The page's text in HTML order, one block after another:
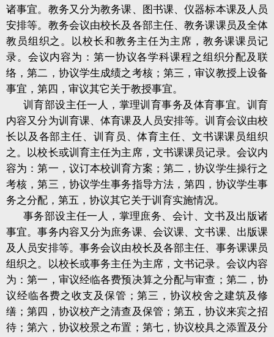
诸事宜。教务又分为教务课、图书课、仪器标本课及人员
安排等。教务会议由校长及各部主任、教务课课员及全体
教员组织之。以校长和教务主任为主席，教务课课员记
录。会议内容为：第一协议各学科课程之组织分配及联
络，第二，协议学生成绩之考核；第三，审议教授上设备
事宜，第四，审议其它关于教授事宜。
训育部设主任一人，掌理训育事务及体育事宜。训育
内容又分为训育课、体育课及人员安排等。训育会议由校
长以及各部主任、训育员、体育主任、文书课课员组织
之。以校长或训育主任为主席，文书课课员记录。会议内
容为：第一，议订本校训育方案；第二，协议学生操行之
考核，第三，协议学生事务指导方法，第四，协议学生事
务之分配，第五，协议其它关于训育实施情况。
事务部设主任一人，掌理庶务、会计、文书及出版诸
事宜。事务内容又分为庶务课、会议课、文书课、出版课
及人员安排等。事务会议由校长及各部主任、事务课课员
组织之。以校长或事务主任为主席，文书记录。会议内容
为：第一，审议经临各费预决算之分配与审查；第二，协
议经临各费之收支及保管；第三，协议校舍之建筑及修
缮；第四，协议校产之清查及保管；第五，协议来宾之招
待；第六，协议校景之布置；第七，协议校具之添置及分